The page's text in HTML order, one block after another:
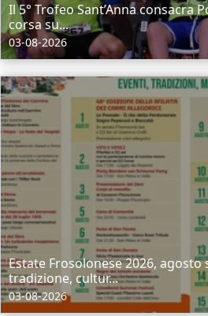
Il 5° Trofeo Sant’Anna consacra
corsa su...
03-08-2026
Estate Frosolonese 2026, agosto
tradizione, cultur...
03-08-2026